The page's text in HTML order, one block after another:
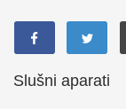
Slušni aparati